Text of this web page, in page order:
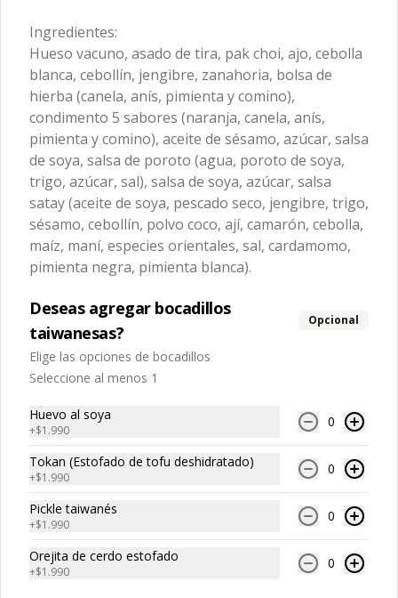
de hierbas (canela, anís, pimienta y
comino), mirin (azúcar, arroz, agua,
alcohol).
condimento 5 sabores (naranja,
canela, anís, pimienta y comino),
medio huevo estilo Taiwán (huevo,
jengibre, cebollín, salsa de soya, ajo,
agua, azúcar, bolsa de hierba (canela,
anís, pimienta y comino), mirin (azúcar,
arroz, agua, alcohol).
Ingredientes caldo:
Cerdo, sal, Maíz, soya, trigo, pollo, ajo,
pimienta, salsa satay (aceite de soya,
Pescado seco, Jengibre, trigo, sésamo,
cebollín, polvo coco, ají, camarón,
cebolla, maní, maíz, especies
orientales, sal, cardamomo, pimienta
negra, pimienta blanca).
acompañados de estofado de
panceta picada con especias y
condimentos nativos de Taiwan,
zanahoria y pepino rallados.
Ingredientes:
Panceta de cerdo picada, cebolla
morada picada, ajo, cebolla frita, salsa
de soya, azúcar, azúcar morena, miel y
condimento 5 sabores (naranja,
canela, anís, pimienta y comino),
pepino, zanahoria, salsa ostra vegana
(trigo, soya, shitake, sal, maíz).
$8.990
Nio Rou Gyozas
-牛肉湯餃- Nuestro famoso caldo de
asado de tira con condimentos y
salsas nativas de Taiwán
acompañando de deliciosas gyozas
artesanales.
Ingredientes:
ajo, cebolla blanca, cebollín, jengibre,
zanahoria, bolsa de hierba (canela,
anís, pimienta y comino), condimento 5
sabores (naranja, canela, anís,
pimienta y comino), aceite de sésamo,
azúcar, salsa de soya, salsa de poroto
(agua, poroto de soya, trigo, azúcar,
(aceite de soya, pescado seco,
jengibre, trigo, sésamo, cebollín, polvo
especies orientales, sal, cardamomo,
pimienta negra, pimienta blanca).
Ingrediente gyozas: Carne de cerdo,
harina de trigo, repollo, cebollín, sal,
pimienta, salsa de soya, aceite de
sésamo, condimento 5 sabores
(naranja, canela, anís, pimienta y
comino).
$12.990
-招牌紅燒牛肉麵- Caldo de asado de
tira estrictamente seleccionado,
y salsas nativas de Taiwán por mas de
tres horas acompañando de nuestros
fideos frescos artesanales.
Ingredientes:
Hueso vacuno, asado de tira, pak choi,
ajo, cebolla blanca, cebollín, jengibre,
zanahoria, bolsa de hierba (canela,
anís, pimienta y comino), condimento 5
sabores (naranja, canela, anís,
pimienta y comino), aceite de sésamo,
azúcar, salsa de soya, salsa de poroto
(agua, poroto de soya, trigo, azúcar,
sal), salsa de soya, azúcar, salsa satay
Ramen Taiwanés Veggie
Su Rou Mien
-素肉擔仔麵- A base de un caldo de
diferentes vegetales cocido a fuego
lento acompañado de nuestros fideos
artesanales frescos, dientes de
Ingredientes:
Hueso vacuno, asado de tira, pak choi, ajo, cebolla
blanca, cebollín, jengibre, zanahoria, bolsa de
hierba (canela, anís, pimienta y comino),
condimento 5 sabores (naranja, canela, anís,
pimienta y comino), aceite de sésamo, azúcar, salsa
de soya, salsa de poroto (agua, poroto de soya,
trigo, azúcar, sal), salsa de soya, azúcar, salsa
satay (aceite de soya, pescado seco, jengibre, trigo,
sésamo, cebollín, polvo coco, ají, camarón, cebolla,
maíz, maní, especies orientales, sal, cardamomo,
pimienta negra, pimienta blanca).
Deseas agregar bocadillos
taiwanesas?
Opcional
Elige las opciones de bocadillos
Seleccione al menos 1
Huevo al soya
+$1.990
0
Tokan (Estofado de tofu deshidratado)
+$1.990
0
Pickle taiwanés
+$1.990
0
Orejita de cerdo estofado
+$1.990
0